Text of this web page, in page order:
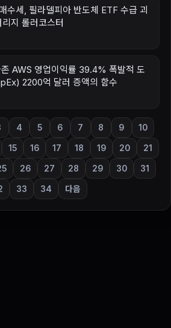
수세, 필라델피아 반도체 ETF 수급 괴
지 롤러코스터
AWS 영업이익률 39.4% 폭발적 도
2200억 달러 증액의 함수
4 5 6 7 8 9 10
15 16 17 18 19 20 21
26 27 28 29 30 31
33 34 다음